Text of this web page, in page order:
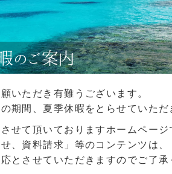
いただき有難うございます。
期間、夏季休暇をとらせていただ
せて頂いておりますホームページ
せ、資料請求」等のコンテンツは、
とさせていただきますのでご了